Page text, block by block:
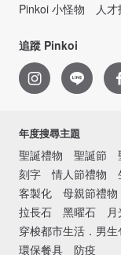
Pinkoi 小怪物
人
追蹤 Pinkoi
年度搜尋主題
聖誕禮物 聖誕節
刻字
情人節禮物
客製化
母親節禮
拉長石
黑曜石
穿梭都市生活．男
環保餐具
防疫